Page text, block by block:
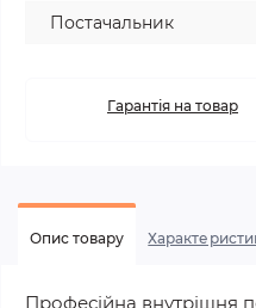
Постачальник
Гарантія на товар
Опис товару
Професійна внутрішня